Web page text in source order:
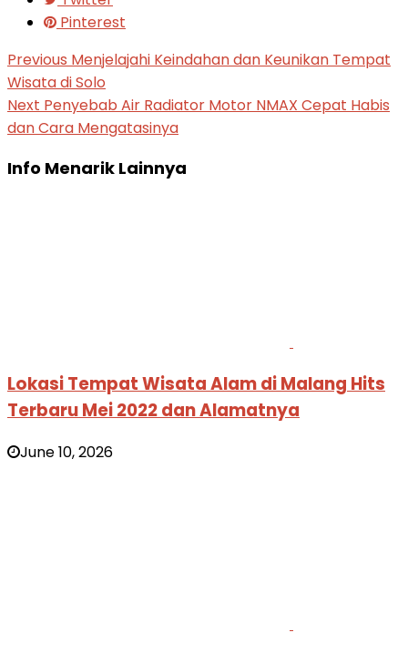
Pinterest
Previous Menjelajahi Keindahan dan Keunikan Tempat
Wisata di Solo
Next Penyebab Air Radiator Motor NMAX Cepat Habis
dan Cara Mengatasinya
Info Menarik Lainnya
Lokasi Tempat Wisata Alam di Malang Hits
Terbaru Mei 2022 dan Alamatnya
June 10, 2026